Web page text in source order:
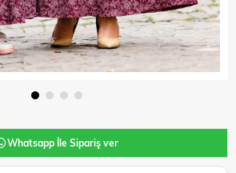
Whatsapp İle Sipariş ver